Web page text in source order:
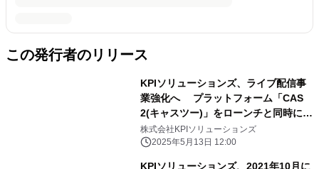
この発行者のリリース
KPIソリューションズ、ライブ配信事
業強化へ プラットフォーム「CAS
2(キャスツー)」をローンチと同時に
新会社「株式会社 CAS2」設立
株式会社KPIソリューションズ
2025年5月13日 12:00
KPIソリューションズ、2021年10月に